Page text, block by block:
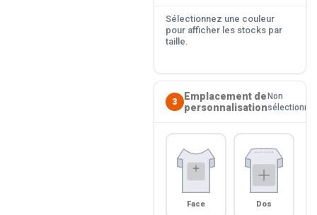
Sélectionnez une couleur
pour afficher les stocks par
taille.
3
Emplacement de
personnalisation
Non
sélectionné
Face Dos